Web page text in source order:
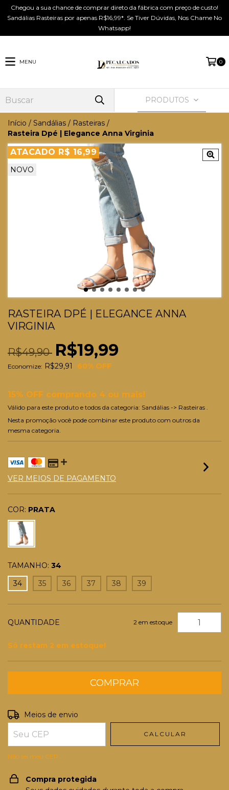
Chegou a sua chance de comprar direto da fábrica com preço de custo!
Sandálias Rasteiras por apenas R$16,99*. Se Tiver Dúvidas, Nos Chame No
Whatsapp!
MENU 0
PRODUTOS
Início / Sandálias / Rasteiras /
Rasteira Dpé | Elegance Anna Virginia
ATACADO R$ 16,99
NOVO
RASTEIRA DPÉ | ELEGANCE ANNA
VIRGINIA
R$49,90 R$19,99
Economize: R$29,91 60% OFF
15% OFF comprando 4 ou mais!
Válido para este produto e todos da categoria: Sandálias -> Rasteiras .
Nesta promoção você pode combinar este produto com outros da
mesma categoria.
VER MEIOS DE PAGAMENTO
COR: PRATA
TAMANHO: 34
34
35 36 37 38 39
QUANTIDADE 2 em estoque
Só restam 2 em estoque!
Entregas para o CEP:
Meios de envio
CALCULAR
Não sei meu CEP
Compra protegida